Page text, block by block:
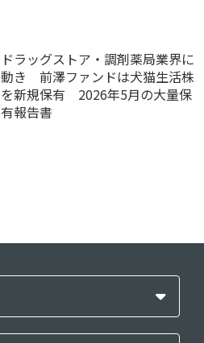
ドラッグストア・調剤薬局業界に
動き 前澤ファンドは犬猫生活株
を新規保有 2026年5月の大量保
有報告書